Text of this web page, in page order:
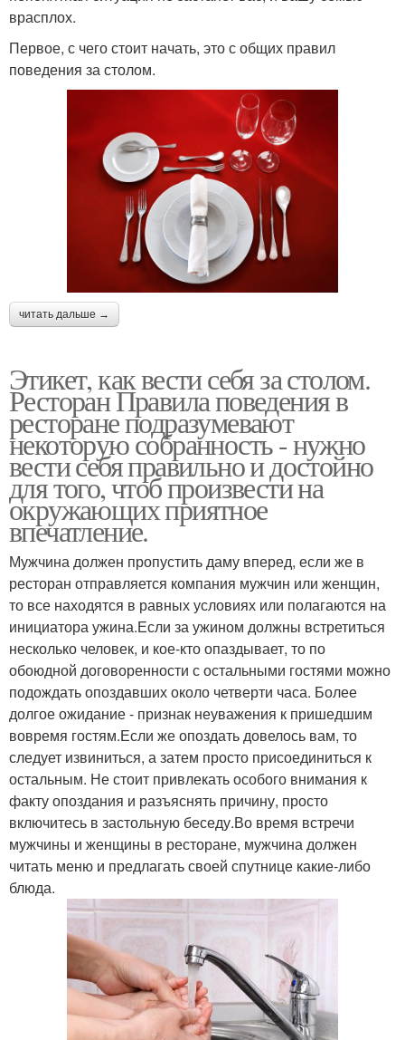
врасплох.
Первое, с чего стоит начать, это с общих правил
поведения за столом.
читать дальше →
Этикет, как вести себя за столом.
Ресторан Правила поведения в
ресторане подразумевают
некоторую собранность - нужно
вести себя правильно и достойно
для того, чтоб произвести на
окружающих приятное
впечатление.
Мужчина должен пропустить даму вперед, если же в
ресторан отправляется компания мужчин или женщин,
то все находятся в равных условиях или полагаются на
инициатора ужина.Если за ужином должны встретиться
несколько человек, и кое-кто опаздывает, то по
обоюдной договоренности с остальными гостями можно
подождать опоздавших около четверти часа. Более
долгое ожидание - признак неуважения к пришедшим
вовремя гостям.Если же опоздать довелось вам, то
следует извиниться, а затем просто присоединиться к
остальным. Не стоит привлекать особого внимания к
факту опоздания и разъяснять причину, просто
включитесь в застольную беседу.Во время встречи
мужчины и женщины в ресторане, мужчина должен
читать меню и предлагать своей спутнице какие-либо
блюда.